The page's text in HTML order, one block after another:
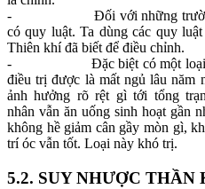
-
Đối với những
có quy luật. Ta dùng các quy
Thiên khí đã biết để điều chỉnh.
-
Đặc biệt có một
điều trị được là mất ngủ lâu năm
ảnh hưởng rõ rệt gì tới tổng
nhân vẫn ăn uống sinh hoạt gần
không hề giảm cân gầy mòn gì,
trí óc vẫn tốt. Loại này khó trị.
5.2. SUY NHƯỢC THẦN